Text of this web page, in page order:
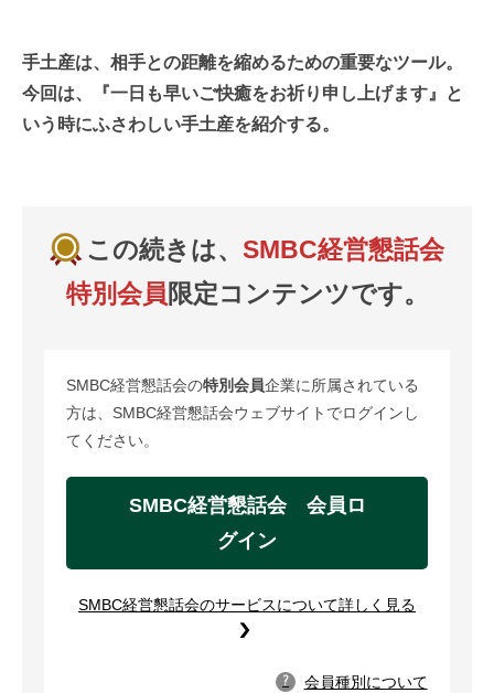
手土産は、相手との距離を縮めるための重要なツール。
今回は、『一日も早いご快癒をお祈り申し上げます』と
いう時にふさわしい手土産を紹介する。
この続きは、SMBC経営懇話会
特別会員 限定コンテンツです。
SMBC経営懇話会の特別会員企業に所属されている
方は、SMBC経営懇話会ウェブサイトでログインし
てください。
SMBC経営懇話会 会員ロ
グイン
SMBC経営懇話会のサービスについて詳しく見る
? 会員種別について